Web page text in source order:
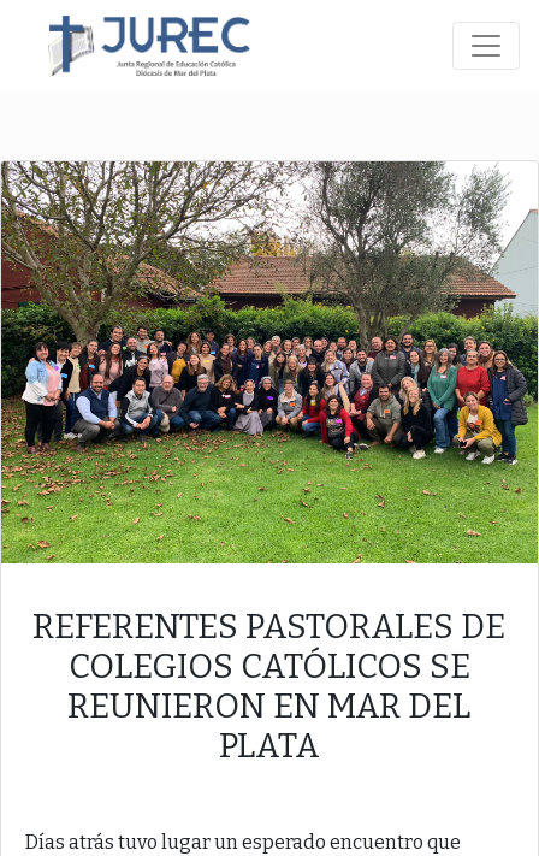
REFERENTES PASTORALES DE
COLEGIOS CATÓLICOS SE
REUNIERON EN MAR DEL
PLATA
Días atrás tuvo lugar un esperado encuentro que